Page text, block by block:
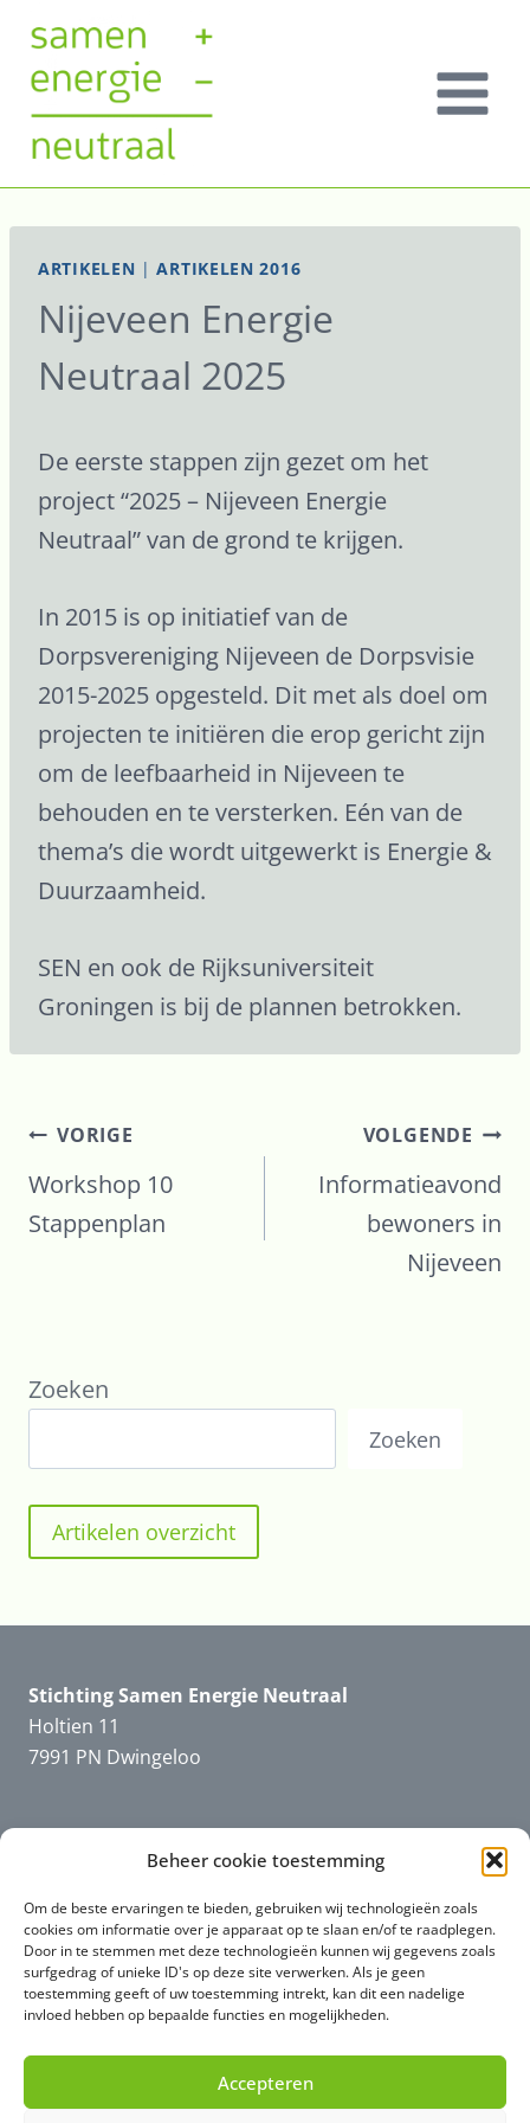
Beheer cookie toestemming
Om de beste ervaringen te bieden, gebruiken wij technologieën zoals
cookies om informatie over je apparaat op te slaan en/of te raadplegen.
Door in te stemmen met deze technologieën kunnen wij gegevens zoals
surfgedrag of unieke ID's op deze site verwerken. Als je geen
toestemming geeft of uw toestemming intrekt, kan dit een nadelige
invloed hebben op bepaalde functies en mogelijkheden.
Accepteren
naar
inhoud
ARTIKELEN |ARTIKELEN 2016
Nijeveen Energie
Neutraal 2025
De eerste stappen zijn gezet om het
project “2025 – Nijeveen Energie
Neutraal” van de grond te krijgen.
In 2015 is op initiatief van de
Dorpsvereniging Nijeveen de Dorpsvisie
2015-2025 opgesteld. Dit met als doel om
projecten te initiëren die erop gericht zijn
om de leefbaarheid in Nijeveen te
behouden en te versterken. Eén van de
thema’s die wordt uitgewerkt is Energie &
Duurzaamheid.
SEN en ook de Rijksuniversiteit
Groningen is bij de plannen betrokken.
Bericht
navigatie
VORIGE
Workshop 10
Stappenplan
VOLGENDE
Informatieavond
bewoners in
Nijeveen
Zoeken
Zoeken
Artikelen overzicht
Stichting Samen Energie Neutraal
Holtien 11
7991 PN Dwingeloo
SEN
Informatiealgemeen
Privacy (AVG)